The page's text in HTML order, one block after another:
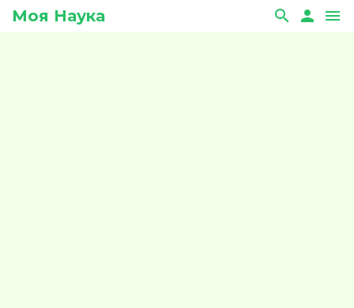
Моя Наука search person menu